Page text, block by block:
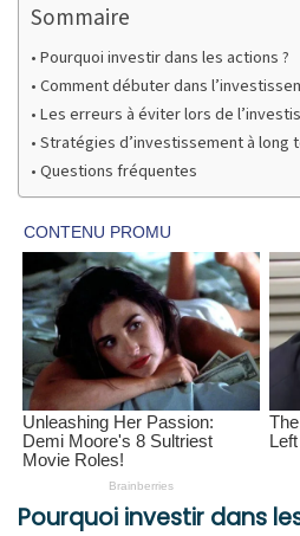
Sommaire
Pourquoi investir dans les actions ?
Comment débuter dans
Les erreurs à éviter lors de
Stratégies d’investissement à long
Questions fréquentes
Pourquoi investir dans